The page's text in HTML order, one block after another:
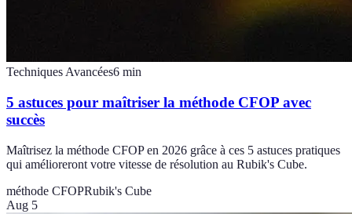
Techniques Avancées6 min
5 astuces pour maîtriser la méthode CFOP avec
succès
Maîtrisez la méthode CFOP en 2026 grâce à ces 5 astuces pratiques
qui amélioreront votre vitesse de résolution au Rubik's Cube.
méthode CFOPRubik's Cube
Aug 5